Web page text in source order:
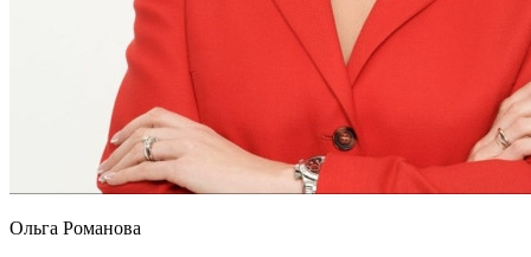
Ольга Романова